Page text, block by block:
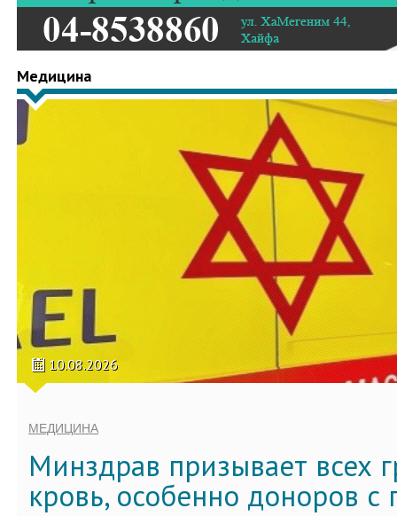
Медицина
10.08.2026
МЕДИЦИНА
Минздрав призывает всех
кровь, особенно доноров с